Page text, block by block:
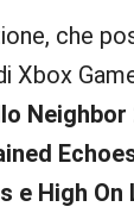
che
Xbox
e High